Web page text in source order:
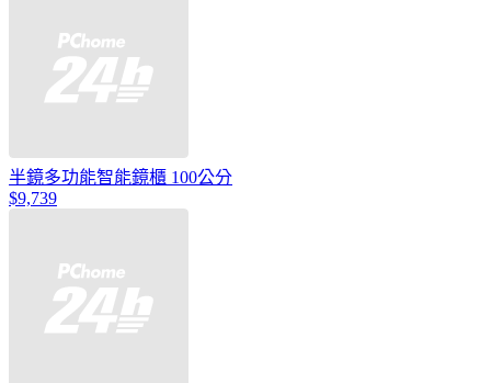
半鏡多功能智能鏡櫃 100公分
$9,739